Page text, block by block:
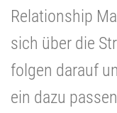
Relationship
sich über die
folgen darauf
ein dazu